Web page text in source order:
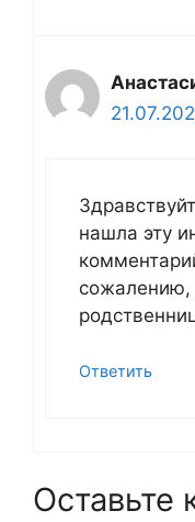
нашла эту
сожалению,
Ответить
Оставьте